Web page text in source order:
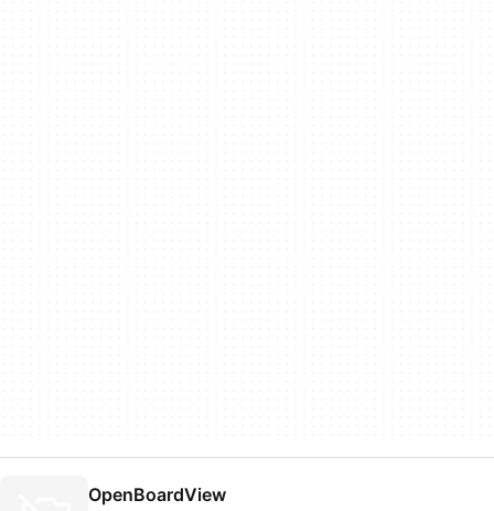
OpenBoardView